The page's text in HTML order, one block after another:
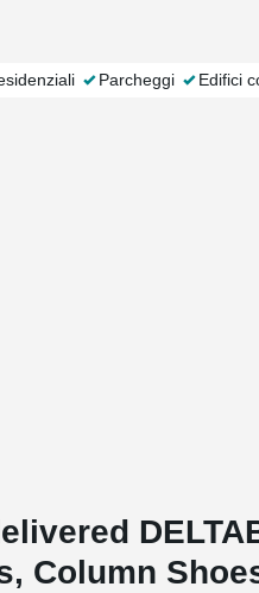
Parcheggi Edifici
Column